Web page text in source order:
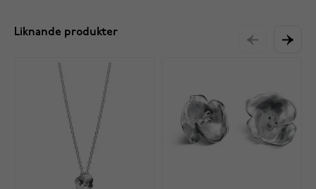
Liknande produkter